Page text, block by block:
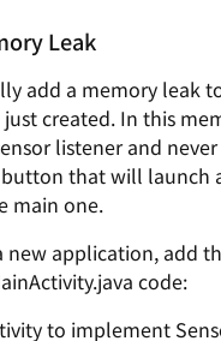
Leak
add a memory leak
created. In this
listener and
that will launch
main one.
new application, add
code:
to implement